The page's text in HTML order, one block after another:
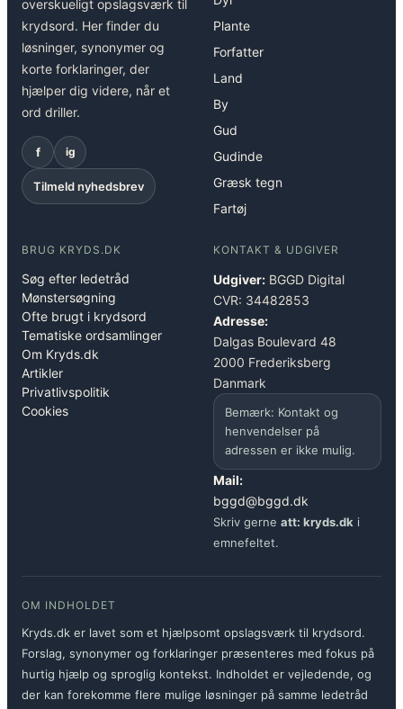
overskueligt opslagsværk til
krydsord. Her finder du
løsninger, synonymer og
korte forklaringer, der
hjælper dig videre, når et
ord driller.
f ig
Tilmeld nyhedsbrev
Plante
Forfatter
Land
By
Gud
Gudinde
Græsk tegn
Fartøj
BRUG KRYDS.DK
Søg efter ledetråd
Mønstersøgning
Ofte brugt i krydsord
Tematiske ordsamlinger
Om Kryds.dk
Artikler
Privatlivspolitik
Cookies
KONTAKT & UDGIVER
Udgiver: BGGD Digital
CVR: 34482853
Adresse:
Dalgas Boulevard 48
2000 Frederiksberg
Danmark
Bemærk: Kontakt og
henvendelser på
adressen er ikke mulig.
Mail:
bggd@bggd.dk
Skriv gerne att: kryds.dk i
emnefeltet.
OM INDHOLDET
Kryds.dk er lavet som et hjælpsomt opslagsværk til krydsord.
Forslag, synonymer og forklaringer præsenteres med fokus på
hurtig hjælp og sproglig kontekst. Indholdet er vejledende, og
der kan forekomme flere mulige løsninger på samme ledetråd